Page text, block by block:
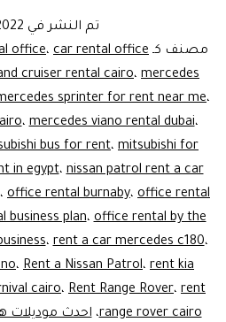
تم النشر في
مصنف كـ
office، car rental office
cruiser rental cairo، mercedes
sprinter for rent near me،
،mercedes viano rental dubai،
bus for rent، mitsubishi for
in egypt،nissan patrol rent a car
، office rental burnaby، office rental
business plan،office rental by the
،rent a car mercedes c180،
، Rent a Nissan Patrol، rent kia
cairo، Rent Range Rover، rent
range rover cairo،احدث موديلات